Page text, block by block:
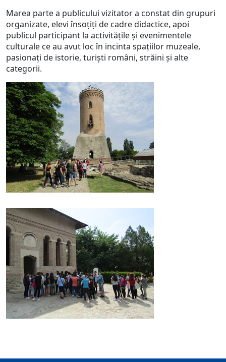
Marea parte a publicului vizitator a constat din grupuri
organizate, elevi însoțiți de cadre didactice, apoi
publicul participant la activitățile şi evenimentele
culturale ce au avut loc în incinta spaţiilor muzeale,
pasionați de istorie, turiști români, străini și alte
categorii.